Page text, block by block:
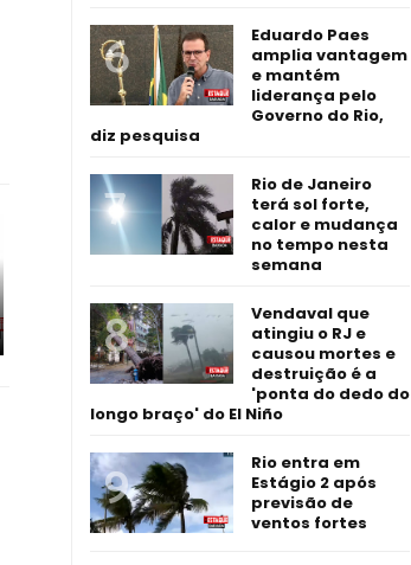
Eduardo Paes
amplia vantagem
e mantém
liderança pelo
Governo do Rio,
diz pesquisa
Rio de Janeiro
terá sol forte,
calor e mudança
no tempo nesta
semana
Vendaval que
atingiu o RJ e
causou mortes e
destruição é a
'ponta do dedo do
longo braço' do El Niño
Rio entra em
Estágio 2 após
previsão de
ventos fortes